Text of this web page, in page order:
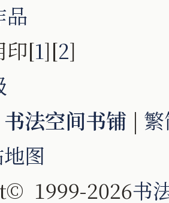
品
印[1][2]
书法空间书铺 |
图
1999-2026书